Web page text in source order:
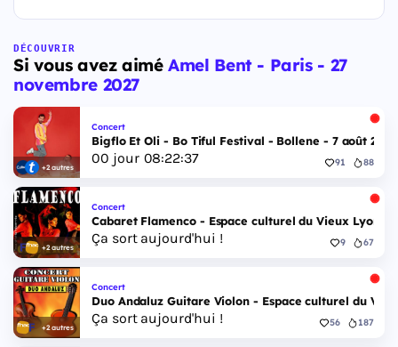
DÉCOUVRIR
Si vous avez aiméAmel Bent - Paris - 27
novembre 2027
+2 autres
Concert
Bigflo Et Oli - Bo Tiful Festival - Bollene - 7 août 2026
00 jour 08:22:36 91 88
+2 autres
Concert
Cabaret Flamenco - Espace culturel du Vieux Lyon -
Ça sort aujourd'hui ! 9 67
+2 autres
Concert
Duo Andaluz Guitare Violon - Espace culturel du
Ça sort aujourd'hui ! 56 187